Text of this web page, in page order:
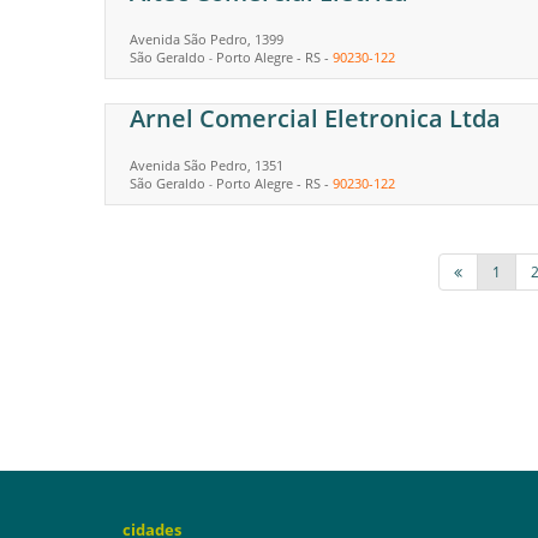
Avenida São Pedro, 1399
São Geraldo - Porto Alegre - RS - 90230-122
Arnel Comercial Eletronica Ltda
Avenida São Pedro, 1351
São Geraldo - Porto Alegre - RS - 90230-122
1 2
cidades